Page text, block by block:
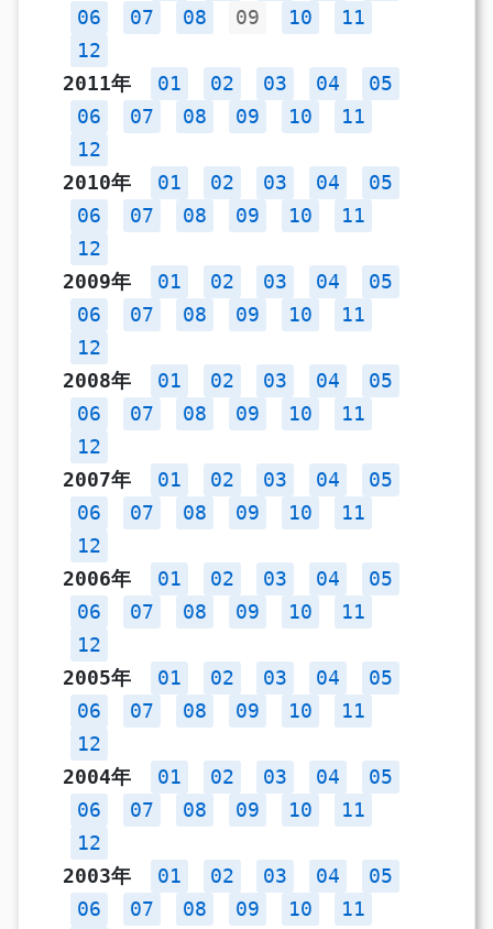
06
07 08 09 10
11
12
2011年
01 02 03 04
05
06
07 08 09 10
11
12
2010年
01 02 03 04
05
06
07 08 09 10
11
12
2009年
01 02 03 04
05
06
07 08 09 10
11
12
2008年
01 02 03 04
05
06
07 08 09 10
11
12
2007年
01 02 03 04
05
06
07 08 09 10
11
12
2006年
01 02 03 04
05
06
07 08 09 10
11
12
2005年
01 02 03 04
05
06
07 08 09 10
11
12
2004年
01 02 03 04
05
06
07 08 09 10
11
12
2003年
01 02 03 04
05
06
07 08 09 10
11